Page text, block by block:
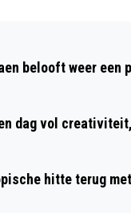
IN
belooft weer een
dag vol
hitte terug